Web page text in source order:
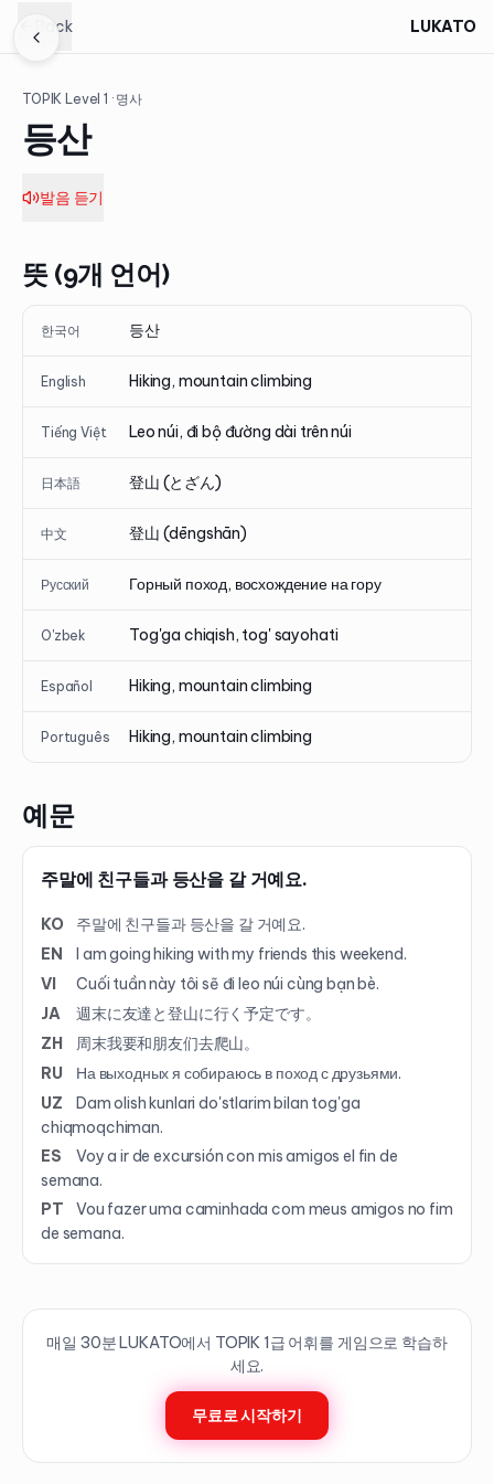
Back LUKATO
TOPIK Level1 · 명사
등산
발음 듣기
뜻 (9개 언어)
한국어 등산
English Hiking, mountain climbing
Tiếng Việt Leo núi, đi bộ đường dài trên núi
日本語 登山 (とざん)
中文 登山 (dēngshān)
Русский Горный поход, восхождение на гору
O'zbek Tog'ga chiqish, tog' sayohati
Español Hiking, mountain climbing
Português Hiking, mountain climbing
예문
주말에 친구들과 등산을 갈 거예요.
KO
주말에 친구들과 등산을 갈 거예요.
EN
I am going hiking with my friends this weekend.
VI
Cuối tuần này tôi sẽ đi leo núi cùng bạn bè.
JA
週末に友達と登山に行く予定です。
ZH
周末我要和朋友们去爬山。
RU
На выходных я собираюсь в поход с друзьями.
UZ
Dam olish kunlari do'stlarim bilan tog'ga
chiqmoqchiman.
ES
Voy a ir de excursión con mis amigos el fin de
semana.
PT
Vou fazer uma caminhada com meus amigos no fim
de semana.
매일 30분 LUKATO에서 TOPIK 1급 어휘를 게임으로 학습하
세요.
무료로 시작하기